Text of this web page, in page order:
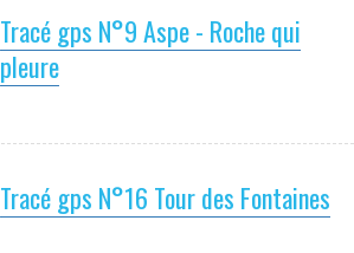
Tracé gps N°9 Aspe - Roche qui
pleure
Tracé gps N°16 Tour des Fontaines